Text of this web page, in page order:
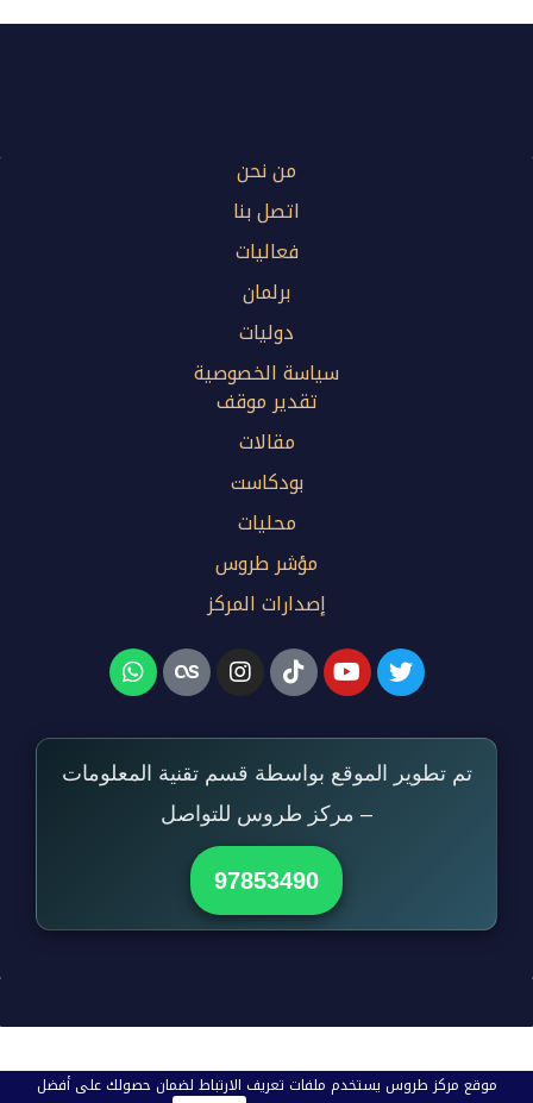
من نحن
اتصل بنا
فعاليات
برلمان
دوليات
سياسة الخصوصية
تقدير موقف
مقالات
بودكاست
محليات
مؤشر طروس
إصدارات المركز
تم تطوير الموقع بواسطة قسم تقنية المعلومات
– مركز طروس للتواصل
97853490
موقع مركز طروس يستخدم ملفات تعريف الارتباط لضمان حصولك على أفضل